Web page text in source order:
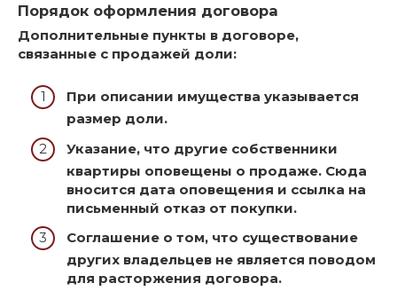
Порядок оформления договора
Дополнительные пункты в договоре,
связанные с продажей доли:
При описании имущества указывается
размер доли.
Указание, что другие собственники
квартиры оповещены о продаже. Сюда
вносится дата оповещения и ссылка на
письменный отказ от покупки.
Соглашение о том, что существование
других владельцев не является поводом
для расторжения договора.